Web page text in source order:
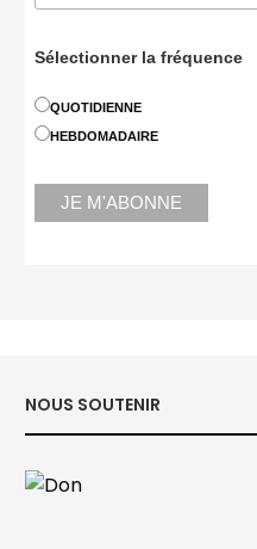
Sélectionner la fréquence
QUOTIDIENNE
HEBDOMADAIRE
NOUS SOUTENIR